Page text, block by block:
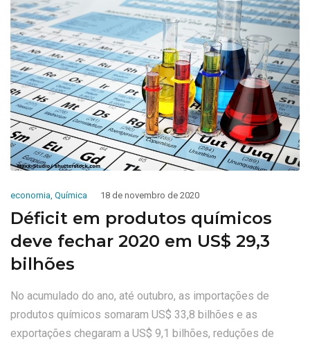
economia, Química 18 de novembro de 2020
Déficit em produtos químicos
deve fechar 2020 em US$ 29,3
bilhões
No acumulado do ano, até outubro, as importações de
produtos químicos somaram US$ 33,8 bilhões e as
exportações chegaram a US$ 9,1 bilhões, reduções de